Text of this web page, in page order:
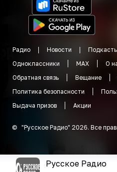
Радио Новости
Одноклассники
MAX О
Обратная связь
Вещание
Политика безопасности
Выдача призов
Акции
© "Русское Радио" 2026. Все
Русское Радио